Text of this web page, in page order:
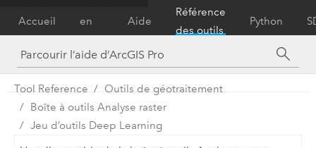
Accueil
en
main
Aide
Référence
des outils
Python
Tool Reference
Outils de géotraitement
Boîte à outils Analyse raster
Jeu d’outils Deep Learning